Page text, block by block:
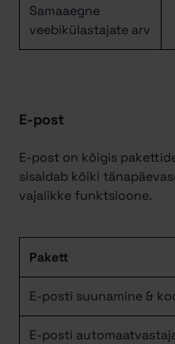
Samaaegne
veebikülastajate arv
E-post
E-post on kõigis
sisaldab kõiki
vajalikke funktsioone.
Pakett
E-posti suunamine &
E-posti